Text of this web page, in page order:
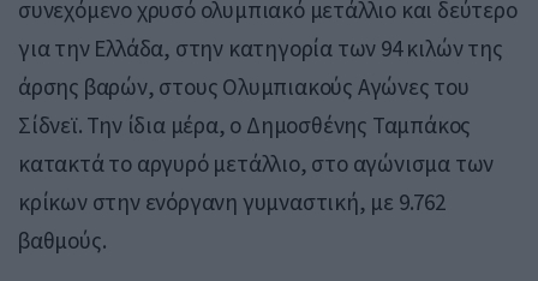
συνεχόμενο χρυσό ολυμπιακό μετάλλιο και δεύτερο
για την Ελλάδα, στην κατηγορία των 94 κιλών της
άρσης βαρών, στους Ολυμπιακούς Αγώνες του
Σίδνεϊ. Την ίδια μέρα, ο Δημοσθένης Ταμπάκος
κατακτά το αργυρό μετάλλιο, στο αγώνισμα των
κρίκων στην ενόργανη γυμναστική, με 9.762
βαθμούς.